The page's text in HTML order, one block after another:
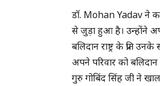
डॉ. Mohan Yadav ने
से जुड़ा हुआ है। उन्होंने
बलिदान राष्ट्र के प्रति
अपने परिवार को
गुरु गोबिंद सिंह जी ने